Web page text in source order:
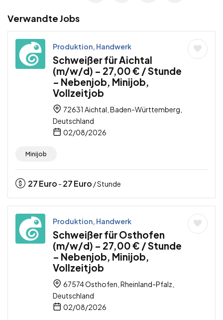
Verwandte Jobs
Produktion, Handwerk
Schweißer für Aichtal
(m/w/d) – 27,00 € / Stunde
– Nebenjob, Minijob,
Vollzeitjob
72631 Aichtal, Baden-Württemberg,
Deutschland
02/08/2026
Minijob
27Euro - 27Euro / Stunde
Produktion, Handwerk
Schweißer für Osthofen
(m/w/d) – 27,00 € / Stunde
– Nebenjob, Minijob,
Vollzeitjob
67574 Osthofen, Rheinland-Pfalz,
Deutschland
02/08/2026